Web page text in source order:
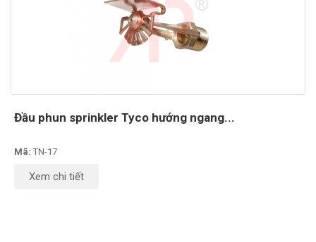
Đầu phun sprinkler Tyco hướng ngang...
Mã: TN-17
Xem chi tiết